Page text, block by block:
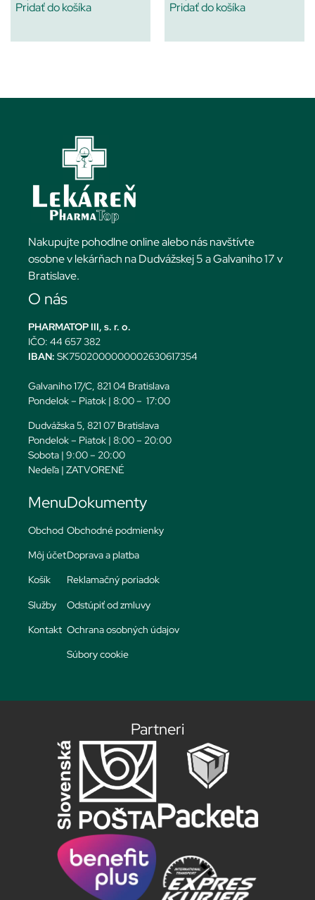
Pridať do košíka Pridať do košíka
Nakupujte pohodlne online alebo nás navštívte
osobne v lekárňach na Dudvážskej 5 a Galvaniho 17 v
Bratislave.
O nás
PHARMATOP III, s. r. o.
IČO: 44 657 382
IBAN: SK7502000000002630617354
Galvaniho 17/C, 821 04 Bratislava
Pondelok – Piatok | 8:00 – 17:00
Dudvážska 5, 821 07 Bratislava
Pondelok – Piatok | 8:00 – 20:00
Sobota | 9:00 – 20:00
Nedeľa | ZATVORENÉ
Menu
Obchod
Môj účet
Košík
Služby
Kontakt
Dokumenty
Obchodné podmienky
Doprava a platba
Reklamačný poriadok
Odstúpiť od zmluvy
Ochrana osobných údajov
Súbory cookie
Partneri